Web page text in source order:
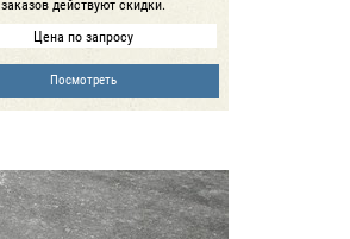
Цена по запросу
Посмотреть